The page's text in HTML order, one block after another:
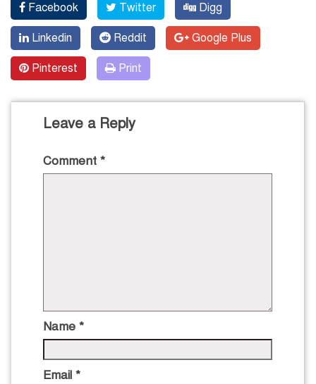
Facebook Twitter Digg
Linkedin Reddit Google Plus
Pinterest Print
Leave a Reply
Comment *
Name *
Email *